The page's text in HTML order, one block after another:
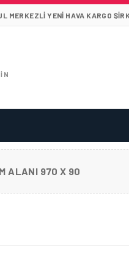
MERKEZLI YENI HAVA KARGO
ALANI 970 X 90